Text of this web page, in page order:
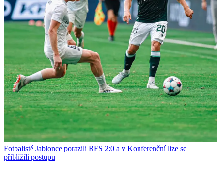
Fotbalisté Jablonce porazili RFS 2:0 a v Konferenční lize se
přiblížili postupu